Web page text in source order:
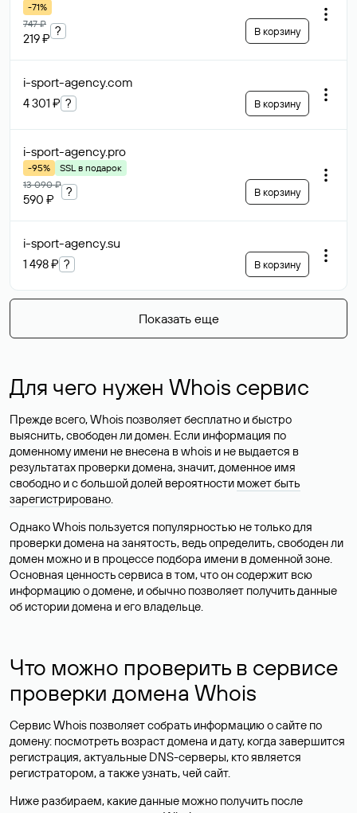
-71%
747 ₽
219 ₽
? В корзину
i-sport-agency.com
4 301 ₽ ? В корзину
i-sport-agency.pro
-95%
SSL в подарок
13 090 ₽
590 ₽
? В корзину
i-sport-agency.su
1 498 ₽ ? В корзину
Показать еще
Для чего нужен Whois сервис
Прежде всего, Whois позволяет бесплатно и быстро
выяснить, свободен ли домен. Если информация по
доменному имени не внесена в whois и не выдается в
результатах проверки домена, значит, доменное имя
свободно и с большой долей вероятности может быть
зарегистрировано.
Однако Whois пользуется популярностью не только для
проверки домена на занятость, ведь определить, свободен ли
домен можно и в процессе подбора имени в доменной зоне.
Основная ценность сервиса в том, что он содержит всю
информацию о домене, и обычно позволяет получить данные
об истории домена и его владельце.
Что можно проверить в сервисе
проверки домена Whois
Сервис Whois позволяет собрать информацию о сайте по
домену: посмотреть возраст домена и дату, когда завершится
регистрация, актуальные DNS-серверы, кто является
регистратором, а также узнать, чей сайт.
Ниже разбираем, какие данные можно получить после